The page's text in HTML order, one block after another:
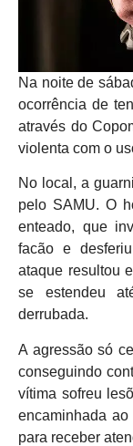
Na noite de
ocorrência de
através do
violenta com o
No local, a
pelo SAMU. O
enteado, que
facão e
ataque resultou
se estendeu
derrubada.
A agressão só
conseguindo
vítima sofreu
encaminhada
para receber